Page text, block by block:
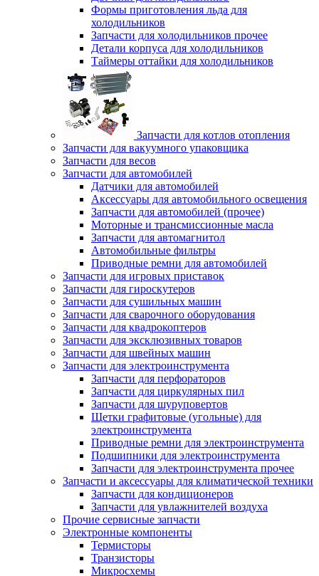
Формы приготовления льда для
холодильников
Запчасти для холодильников прочее
Детали корпуса для холодильников
Таймеры оттайки для холодильников
Запчасти для котлов отопления
Запчасти для вакуумного упаковщика
Запчасти для весов
Запчасти для автомобилей
Датчики для автомобилей
Аксессуары для автомобильного освещения
Запчасти для автомобилей (прочее)
Моторные и трансмиссионные масла
Запчасти для автомагнитол
Автомобильные фильтры
Приводные ремни для автомобилей
Запчасти для игровых приставок
Запчасти для гироскутеров
Запчасти для сушильных машин
Запчасти для сварочного оборудования
Запчасти для квадрокоптеров
Запчасти для эксклюзивных товаров
Запчасти для швейных машин
Запчасти для электроинструмента
Запчасти для перфораторов
Запчасти для циркулярных пил
Запчасти для шуруповертов
Щетки графитовые (угольные) для
электроинструмента
Приводные ремни для электроинструмента
Подшипники для электроинструмента
Запчасти для электроинструмента прочее
Запчасти и аксессуары для климатической техники
Запчасти для кондиционеров
Запчасти для увлажнителей воздуха
Прочие сервисные запчасти
Электронные компоненты
Термисторы
Транзисторы
Микросхемы